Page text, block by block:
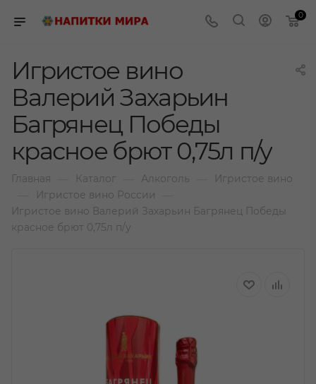
0
Игристое вино
Валерий Захарьин
Багрянец Победы
красное брют 0,75л п/у
Главная Каталог Алкоголь Игристое вино
Игристое вино России
Игристое вино Валерий Захарьин Багрянец Победы
красное брют 0,75л п/у